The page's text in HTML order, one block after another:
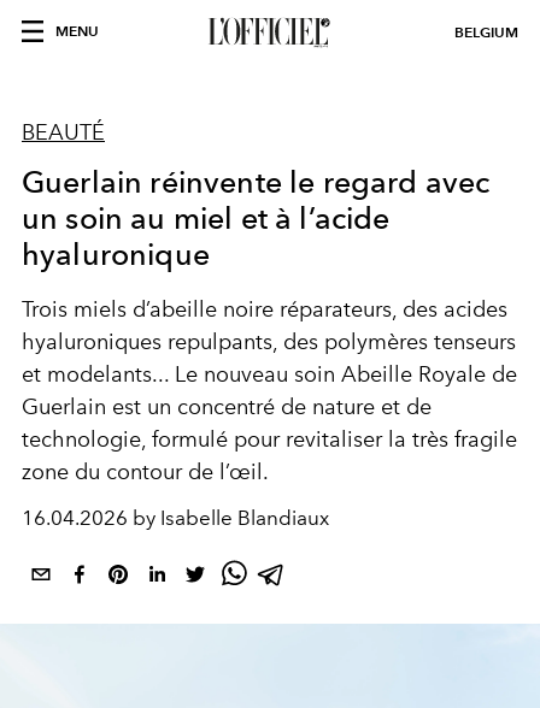
MENU BELGIUM
BEAUTÉ
Guerlain réinvente le regard avec
un soin au miel et à l’acide
hyaluronique
Trois miels d’abeille noire réparateurs, des acides
hyaluroniques repulpants, des polymères tenseurs
et modelants... Le nouveau soin Abeille Royale de
Guerlain est un concentré de nature et de
technologie, formulé pour revitaliser la très fragile
zone du contour de l’œil.
16.04.2026 by Isabelle Blandiaux